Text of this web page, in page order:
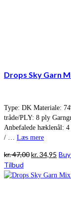
Drops Sky Garn
Type: DK Materiale:
tråde/PLY: 8 ply
Anbefalede hæklenål:
/ … Læs mere
kr.47,00Den
pris
kr.34,95 Den
pris
Tilbud